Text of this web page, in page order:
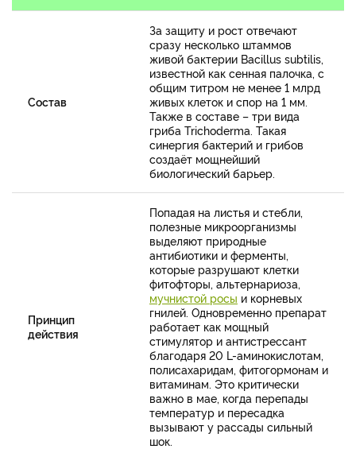
Состав
За защиту и рост отвечают
сразу несколько штаммов
живой бактерии Bacillus subtilis,
известной как сенная палочка, с
общим титром не менее 1 млрд
живых клеток и спор на 1 мм.
Также в составе – три вида
гриба Trichoderma. Такая
синергия бактерий и грибов
создаёт мощнейший
биологический барьер.
Принцип
действия
Попадая на листья и стебли,
полезные микроорганизмы
выделяют природные
антибиотики и ферменты,
которые разрушают клетки
фитофторы, альтернариоза,
мучнистой росы и корневых
гнилей. Одновременно препарат
работает как мощный
стимулятор и антистрессант
благодаря 20 L-аминокислотам,
полисахаридам, фитогормонам и
витаминам. Это критически
важно в мае, когда перепады
температур и пересадка
вызывают у рассады сильный
шок.